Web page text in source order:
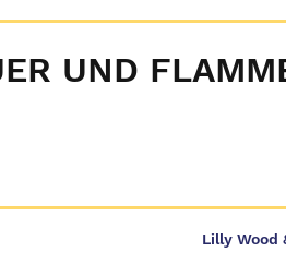
UND
Lilly Wood